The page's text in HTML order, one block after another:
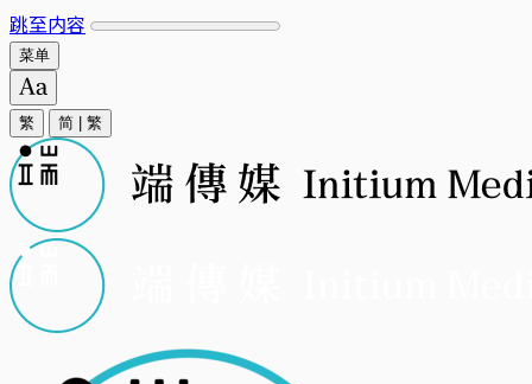
跳至内容
菜单
繁 简 繁